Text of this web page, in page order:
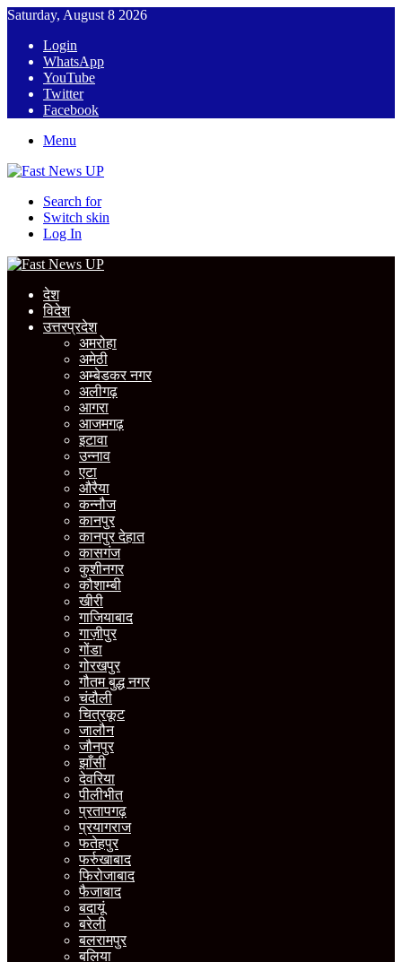
Saturday, August 8 2026
Login
WhatsApp
YouTube
Twitter
Facebook
Menu
Search for
Switch skin
Log In
देश
विदेश
उत्तरप्रदेश
अमरोहा
अमेठी
अम्बेडकर नगर
अलीगढ़
आगरा
आजमगढ़
इटावा
उन्नाव
एटा
औरैया
कन्नौज
कानपुर
कानपुर देहात
कासगंज
कुशीनगर
कौशाम्बी
खीरी
गाजियाबाद
गाज़ीपुर
गोंडा
गोरखपुर
गौतम बुद्ध नगर
चंदौली
चित्रकूट
जालौन
जौनपुर
झाँसी
देवरिया
पीलीभीत
प्रतापगढ़
प्रयागराज
फतेहपुर
फर्रुखाबाद
फिरोजाबाद
फैजाबाद
बदायूं
बरेली
बलरामपुर
बलिया